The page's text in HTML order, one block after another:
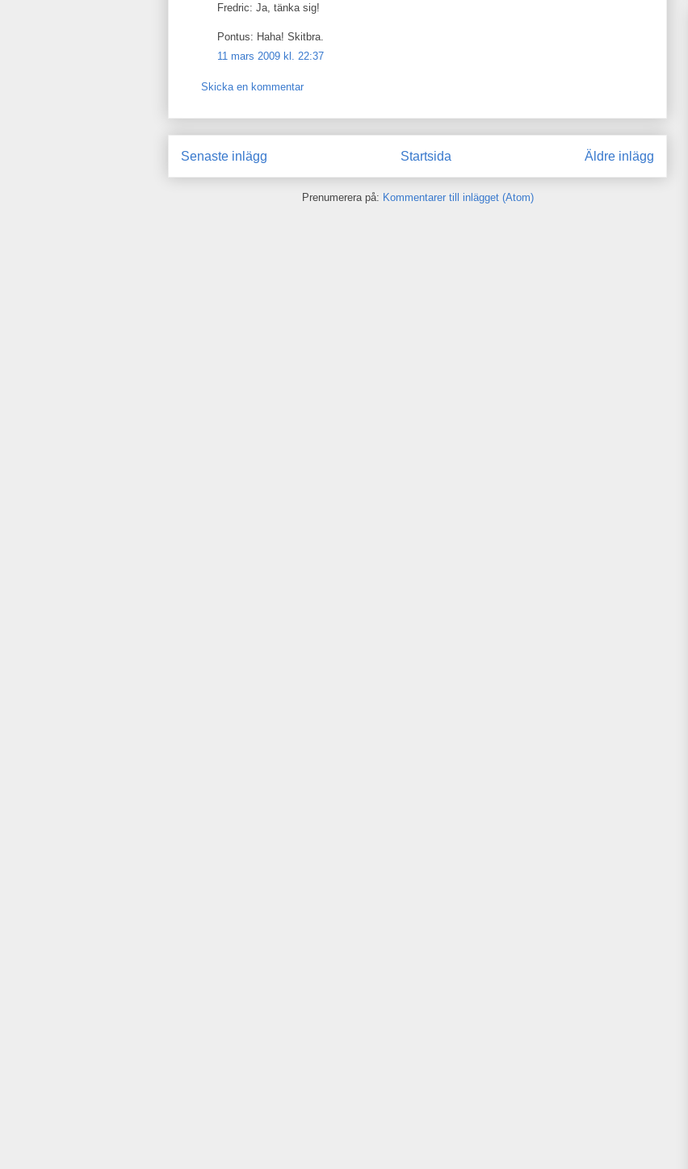
Fredric: Ja, tänka sig!
Pontus: Haha! Skitbra.
11 mars 2009 kl. 22:37
Skicka en kommentar
Senaste inlägg Äldre inlägg
Startsida
Prenumerera på: Kommentarer till inlägget (Atom)